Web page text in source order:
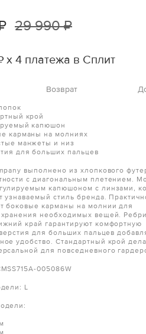
29 990 ₽
х 4 платежа в Сплит
Возврат
крой
капюшон
карманы на молниях
манжеты и низ
для больших пальцев
выполнено из хлопкового
с диагональным плетением.
капюшоном с линзами,
узнаваемый стиль бренда.
боковые карманы на молнии для
хранения необходимых вещей.
край гарантируют комфортную
для больших пальцев
удобство. Стандартный крой
для повседневного
005086W
L